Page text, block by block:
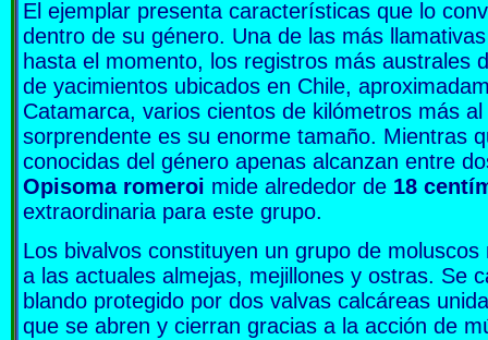
El ejemplar presenta características que lo
dentro de su género. Una de las más
hasta el momento, los registros más australes
de yacimientos ubicados en Chile,
Catamarca, varios cientos de kilómetros más
sorprendente es su enorme tamaño. Mientras
conocidas del género apenas alcanzan entre
Opisoma romeroi mide alrededor de 18
extraordinaria para este grupo.
Los bivalvos constituyen un grupo de
a las actuales almejas, mejillones y ostras. Se
blando protegido por dos valvas calcáreas
que se abren y cierran gracias a la acción de